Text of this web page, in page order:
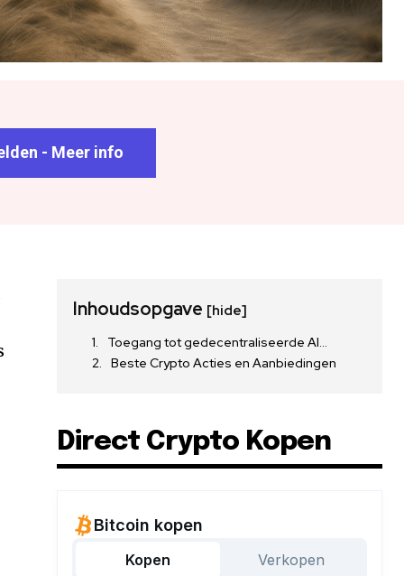
- Meer info
Inhoudsopgave [hide]
Toegang tot gedecentraliseerde AI…
Beste Crypto Acties en Aanbiedingen
Direct Crypto Kopen